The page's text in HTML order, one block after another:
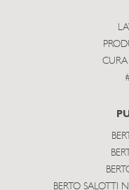
BERTO SALOTTI